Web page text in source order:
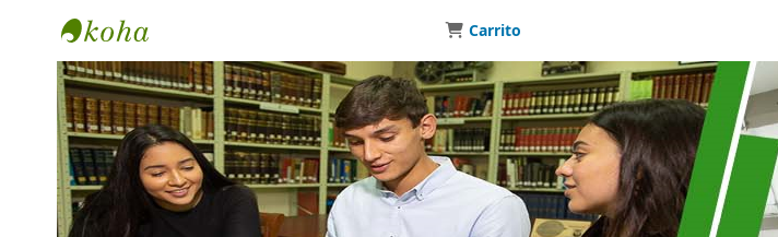
Biblioteca Universidad Monteávila
Carrito